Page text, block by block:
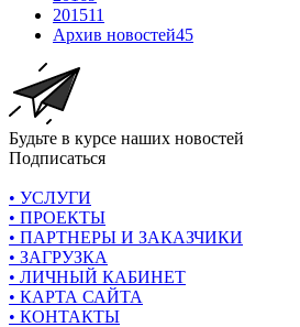
201511
Архив новостей45
Будьте в курсе наших новостей
Подписаться
• УСЛУГИ
• ПРОЕКТЫ
• ПАРТНЕРЫ И ЗАКАЗЧИКИ
• ЗАГРУЗКА
• ЛИЧНЫЙ КАБИНЕТ
• КАРТА САЙТА
• КОНТАКТЫ